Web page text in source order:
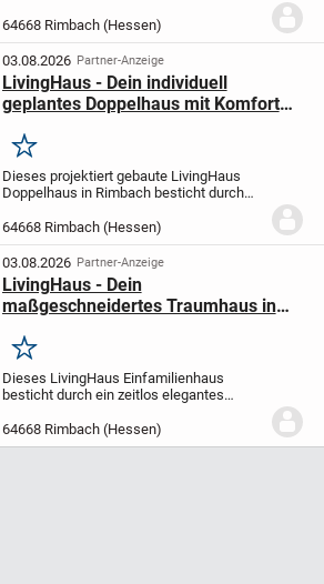
Vorstellungen gestaltet wird. Mit einer
Wohnfläche von 126 Quadratmetern auf
zwei Etagen...
64668 Rimbach (Hessen)
03.08.2026 Partner-Anzeige
LivingHaus - Dein individuell
geplantes Doppelhaus mit Komfort
Merken
Dieses projektiert gebaute LivingHaus
Doppelhaus in Rimbach besticht durch
umfasst insgesamt fünf Zimmer auf zwei
Etagen mit einer Wohnfläche von 128
Quadratmete...
64668 Rimbach (Hessen)
03.08.2026 Partner-Anzeige
LivingHaus - Dein
maßgeschneidertes Traumhaus in
Nachhaltigkeit
Merken
Dieses LivingHaus Einfamilienhaus
besticht durch ein zeitlos elegantes
mit modernem Wohnkomfort verbindet.
Mit einer großzügigen Wohnfläche von
64668 Rimbach (Hessen)